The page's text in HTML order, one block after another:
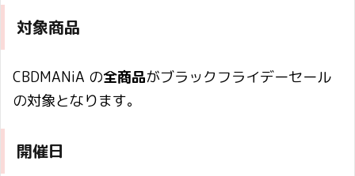
対象商品
CBDMANiA の全商品がブラックフライデーセール
の対象となります。
開催日